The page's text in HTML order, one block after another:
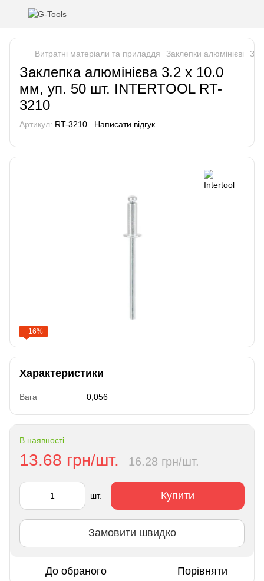
Витратні матеріали та приладдя Заклепки алюмінієві
Заклепка алюмінієва 3.2 x 10.0
мм, уп. 50 шт. INTERTOOL RT-
3210
Артикул: RT-3210 Написати відгук
−16%
Характеристики
Вага 0,056
В наявності
13.68 грн/шт. 16.28 грн/шт.
шт. Купити
Замовити швидко
До обраного Порівняти